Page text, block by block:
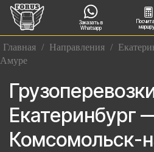
Заказать в
Whatsapp
Главная / Направления /
Амуре
Екатеринбург
Комсомольск-